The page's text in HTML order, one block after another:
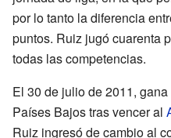
por lo tanto la diferencia
puntos. Ruiz jugó cuarenta
todas las competencias.
El 30 de julio de 2011,
Países Bajos tras vencer al
Ruiz ingresó de cambio al